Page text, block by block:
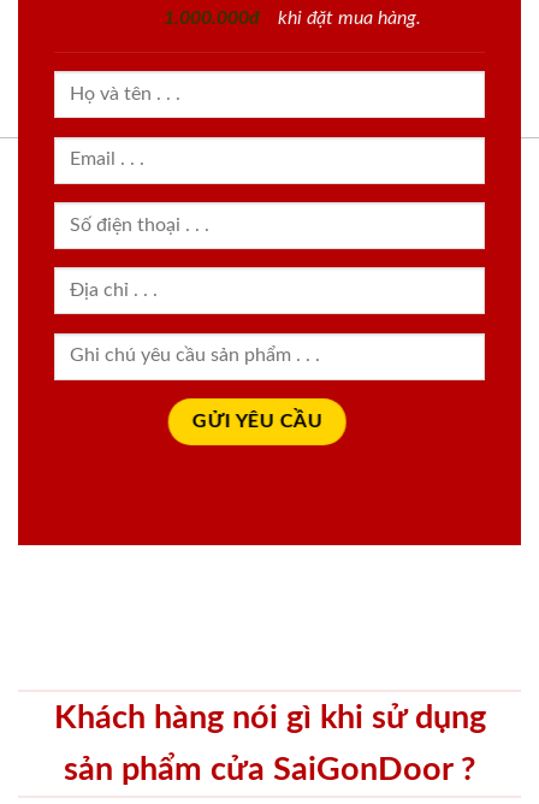
1.000.000đ
khi đặt mua hàng.
Khách hàng nói gì khi sử dụng
sản phẩm cửa SaiGonDoor ?